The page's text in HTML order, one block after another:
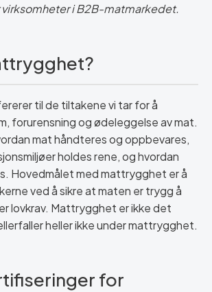
i B2B-matmarkedet.
til de tiltakene vi tar for å
forurensning og ødeleggelse av mat.
mat håndteres og oppbevares,
holdes rene, og hvordan
Hovedmålet med mattrygghet er å
ved å sikre at maten er trygg å
lovkrav. Mattrygghet er ikke det
heller ikke under mattrygghet.
for